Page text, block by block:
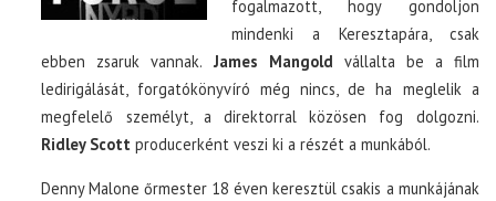
fogalmazott, hogy gondoljon
mindenki a Keresztapára, csak
ebben zsaruk vannak. James Mangold vállalta be a film
ledirigálását, forgatókönyvíró még nincs, de ha meglelik a
megfelelő személyt, a direktorral közösen fog dolgozni.
Ridley Scott producerként veszi ki a részét a munkából.
Denny Malone őrmester 18 éven keresztül csakis a munkájának